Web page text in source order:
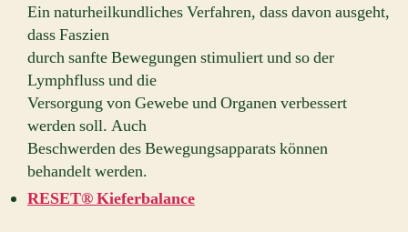
Ein naturheilkundliches Verfahren, dass davon ausgeht,
dass Faszien
durch sanfte Bewegungen stimuliert und so der
Lymphfluss und die
Versorgung von Gewebe und Organen verbessert
werden soll. Auch
Beschwerden des Bewegungsapparats können
behandelt werden.
RESET® Kieferbalance